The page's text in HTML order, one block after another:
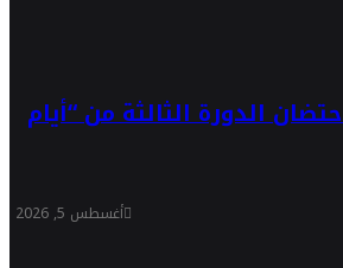
الدورة الثالثة من “أيام
أغسطس 5, 2026